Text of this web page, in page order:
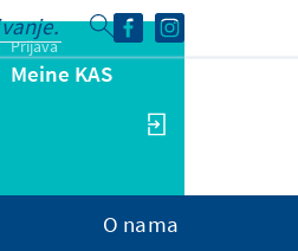
Prijava
Meine KAS
O nama